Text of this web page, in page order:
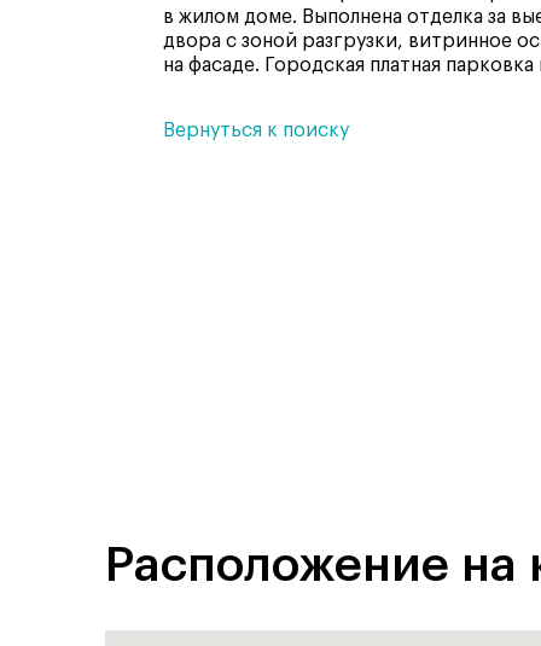
в жилом доме. Выполнена отделка за
двора с зоной разгрузки, витринное
на фасаде. Городская платная
Вернуться к поиску
Расположение на